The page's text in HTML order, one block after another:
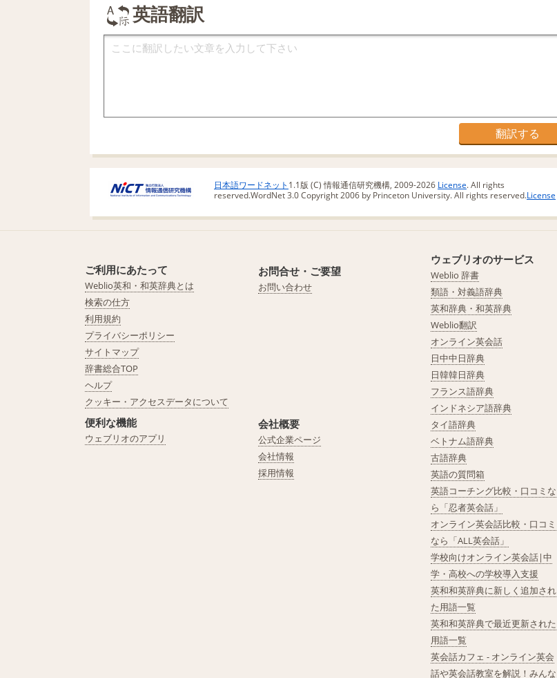
英語翻訳
日本語ワードネット 1.1版 (C) 情報通信研究機構, 2009-2026 License. All rights
reserved.WordNet 3.0 Copyright 2006 by Princeton University. All rights reserved.License
ご利用にあたって
Weblio英和・和英辞典とは
検索の仕方
利用規約
プライバシーポリシー
サイトマップ
辞書総合TOP
ヘルプ
クッキー・アクセスデータについて
便利な機能
ウェブリオのアプリ
お問合せ・ご要望
お問い合わせ
会社概要
公式企業ページ
会社情報
採用情報
ウェブリオのサービス
Weblio 辞書
類語・対義語辞典
英和辞典・和英辞典
Weblio翻訳
オンライン英会話
日中中日辞典
日韓韓日辞典
フランス語辞典
インドネシア語辞典
タイ語辞典
ベトナム語辞典
古語辞典
英語の質問箱
英語コーチング比較・口コミな
ら「忍者英会話」
オンライン英会話比較・口コミ
なら「ALL英会話」
学校向けオンライン英会話|中
学・高校への学校導入支援
英和和英辞典に新しく追加され
た用語一覧
英和和英辞典で最近更新された
用語一覧
英会話カフェ - オンライン英会
話や英会話教室を解説！みんな